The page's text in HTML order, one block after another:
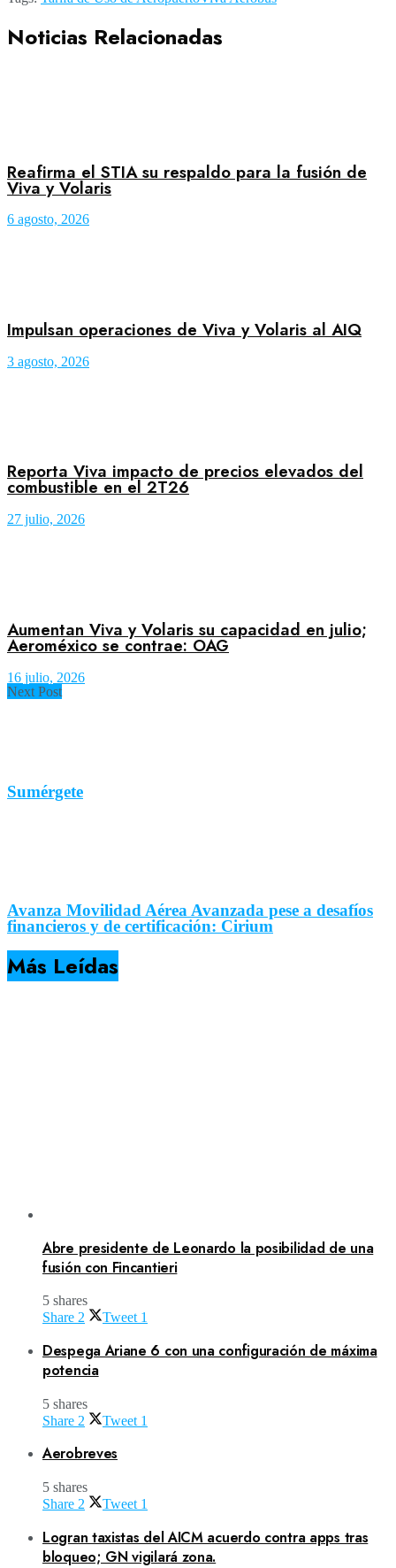
Noticias Relacionadas
Reafirma el STIA su respaldo para la fusión de
Viva y Volaris
6 agosto, 2026
Impulsan operaciones de Viva y Volaris al AIQ
3 agosto, 2026
Reporta Viva impacto de precios elevados del
combustible en el 2T26
27 julio, 2026
Aumentan Viva y Volaris su capacidad en julio;
Aeroméxico se contrae: OAG
16 julio, 2026
Next Post
Sumérgete
Avanza Movilidad Aérea Avanzada pese a desafíos
financieros y de certificación: Cirium
Más Leídas
Abre presidente de Leonardo la posibilidad de una
fusión con Fincantieri
5 shares
Share 2 Tweet 1
Despega Ariane 6 con una configuración de máxima
potencia
5 shares
Share 2 Tweet 1
Aerobreves
5 shares
Share 2 Tweet 1
Logran taxistas del AICM acuerdo contra apps tras
bloqueo; GN vigilará zona.